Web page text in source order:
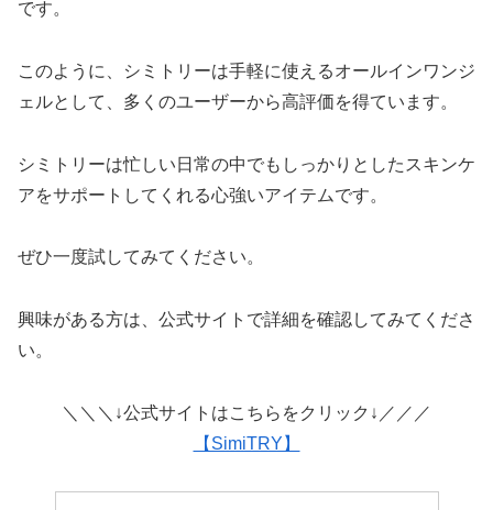
です。
このように、シミトリーは手軽に使えるオールインワンジ
ェルとして、多くのユーザーから高評価を得ています。
シミトリーは忙しい日常の中でもしっかりとしたスキンケ
アをサポートしてくれる心強いアイテムです。
ぜひ一度試してみてください。
興味がある方は、公式サイトで詳細を確認してみてくださ
い。
＼＼＼↓公式サイトはこちらをクリック↓／／／
【SimiTRY】